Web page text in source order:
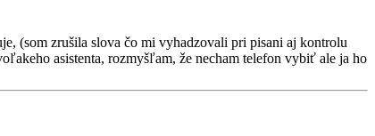
(som zrušila slova čo mi vyhadzovali pri pisani aj kontrolu
asistenta, rozmyšľam, že necham telefon vybiť ale ja ho